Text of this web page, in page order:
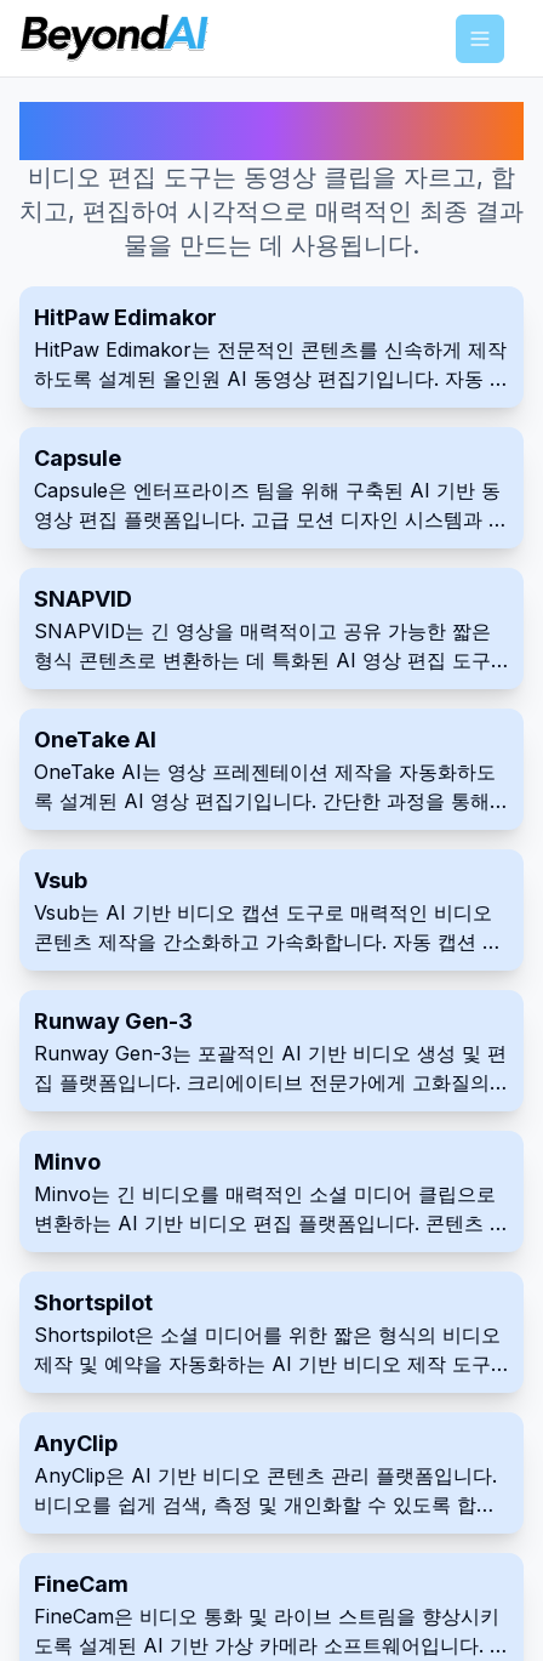
Menu
비디오 편집 도구는 동영상 클립을 자르고, 합
치고, 편집하여 시각적으로 매력적인 최종 결과
물을 만드는 데 사용됩니다.
HitPaw Edimakor
HitPaw Edimakor는 전문적인 콘텐츠를 신속하게 제작
하도록 설계된 올인원 AI 동영상 편집기입니다. 자동 자
막, 텍스트-동영상 생성, 통합 스톡 미디어 라이브러리
는 YouTube 및 TikTok과 같은 플랫폼에서 초보자 및
숙련된 제작자 모두에게 이상적입니다.
Capsule
Capsule은 엔터프라이즈 팀을 위해 구축된 AI 기반 동
영상 편집 플랫폼입니다. 고급 모션 디자인 시스템과 AI
자동화를 통합한 통합 작업 공간을 통해 동영상 제작 프
질의 그래픽과 자막을 사용하여 전문적이고 브랜드에
맞는 동영상을 효율적으로 제작할 수 있습니다.
SNAPVID
SNAPVID는 긴 영상을 매력적이고 공유 가능한 짧은
형식 콘텐츠로 변환하는 데 특화된 AI 영상 편집 도구
입니다. 인공지능을 활용하여 바이럴 쇼츠를 빠르고 효
랫폼은 소셜 미디어를 위한 영상을 맞춤화하고 최적화
하는 다양한 기능을 제공합니다.
OneTake AI
OneTake AI는 영상 프레젠테이션 제작을 자동화하도
록 설계된 AI 영상 편집기입니다. 간단한 과정을 통해
원본 푸티지를 타이틀, 전환 효과, 애니메이션 등이 포
하여 다양한 플랫폼에 맞는 전문가 수준의 영상 콘텐츠
를 빠르게 제작하세요.
Vsub
Vsub는 AI 기반 비디오 캡션 도구로 매력적인 비디오
콘텐츠 제작을 간소화하고 가속화합니다. 자동 캡션 생
성, AI 음성 해설 및 애니메이션 이모티콘을 제공하며,
성하는 다른 소셜 미디어에 집중하는 제작자에게 적합
합니다. Vsub를 사용하여 비디오 제작 워크플로우를 개
선하고 시청자 참여도를 높이십시오.
Runway Gen-3
Runway Gen-3는 포괄적인 AI 기반 비디오 생성 및 편
집 플랫폼입니다. 크리에이티브 전문가에게 고화질의
제어 가능한 비디오 콘텐츠를 효율적으로 제작할 수 있
도구 및 사용자 친화적인 인터페이스를 통합합니다.
Minvo
Minvo는 긴 비디오를 매력적인 소셜 미디어 클립으로
변환하는 AI 기반 비디오 편집 플랫폼입니다. 콘텐츠 제
작자, 마케터 및 기업을 위해 설계된 Minvo는 편집 프
스케줄링 및 성능 분석 도구를 제공합니다.
Shortspilot
Shortspilot은 소셜 미디어를 위한 짧은 형식의 비디오
제작 및 예약을 자동화하는 AI 기반 비디오 제작 도구
입니다. 개인 촬영 없이 온라인 인지도를 높이려는 콘텐
기반으로 비디오를 생성합니다. 주요 기능으로는
Reddit 스토리를 비디오로 변환하고 매력적인 음성 해
설을 생성하여 비디오 제작 및 게시 프로세스를 단순화
하는 것이 있습니다.
AnyClip
AnyClip은 AI 기반 비디오 콘텐츠 관리 플랫폼입니다.
비디오를 쉽게 검색, 측정 및 개인화할 수 있도록 합니
다. 기업은 AnyClip을 마케팅, 내부 커뮤니케이션 및 기
FineCam
FineCam은 비디오 통화 및 라이브 스트림을 향상시키
도록 설계된 AI 기반 가상 카메라 소프트웨어입니다. 실